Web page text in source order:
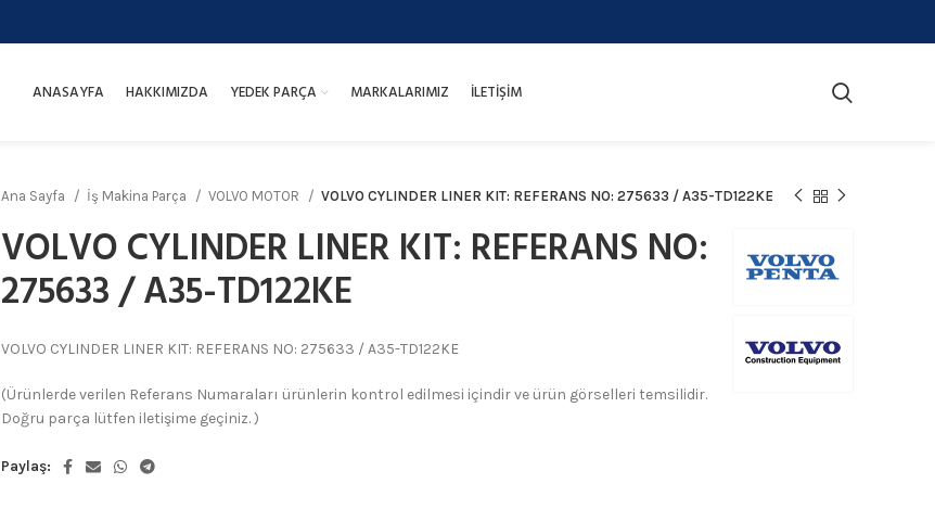
ANASAYFA HAKKIMIZDA YEDEK PARÇA MARKALARIMIZ İLETIŞIM
Ana Sayfa İş Makina Parça VOLVO MOTOR VOLVO CYLINDER LINER KIT: REFERANS NO: 275633 / A35-TD122KE
VOLVO CYLINDER LINER KIT: REFERANS NO:
275633 / A35-TD122KE
VOLVO CYLINDER LINER KIT: REFERANS NO: 275633 / A35-TD122KE
(Ürünlerde verilen Referans Numaraları ürünlerin kontrol edilmesi içindir ve ürün görselleri temsilidir.
Doğru parça lütfen iletişime geçiniz. )
Paylaş: